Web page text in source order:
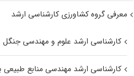
معرفی گروه کشاورزی کارشناسی ارشد
کارشناسی ارشد علوم و مهندسی جنگل
کارشناسی ارشد مهندسی منابع طبیعی